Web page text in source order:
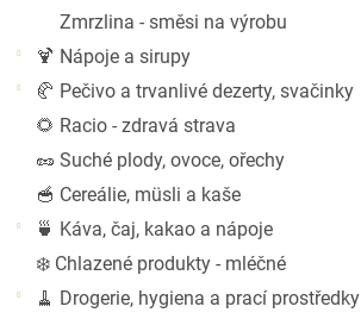
Zmrzlina - směsi na výrobu
🍹 Nápoje a sirupy
🥐 Pečivo a trvanlivé dezerty, svačinky
🌻 Racio - zdravá strava
🥜 Suché plody, ovoce, ořechy
🥣 Cereálie, müsli a kaše
🍵 Káva, čaj, kakao a nápoje
❄️ Chlazené produkty - mléčné
🧹 Drogerie, hygiena a prací prostředky